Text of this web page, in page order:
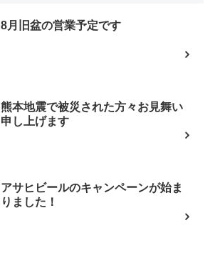
8月旧盆の営業予定です
熊本地震で被災された方々お見舞い
申し上げます
アサヒビールのキャンペーンが始ま
りました！